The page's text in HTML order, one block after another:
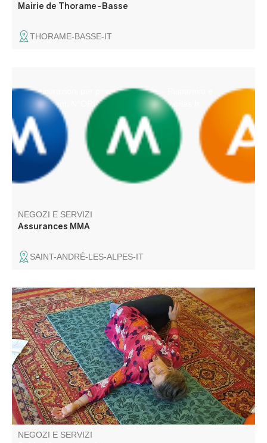
Mairie de Thorame-Basse
THORAME-BASSE-IT
- Assicurazioni per privati e aziende. - Risparmio e
investimenti N°ORIAS 07.010.731 www.orias.fr
NEGOZI E SERVIZI
Assurances MMA
SAINT-ANDRÉ-LES-ALPES-IT
Insegnante di hatha yoga nel Verdon, durante le mie
lezioni vi invito a rimanere concentrati su voi stessi, ad
ascoltare il vostro respiro, a prestare attenzione alle
sensazioni del vostro corpo mentre eseguite una serie di
posture diverse.
NEGOZI E SERVIZI